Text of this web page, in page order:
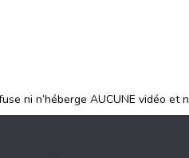
ni n’héberge AUCUNE vidéo